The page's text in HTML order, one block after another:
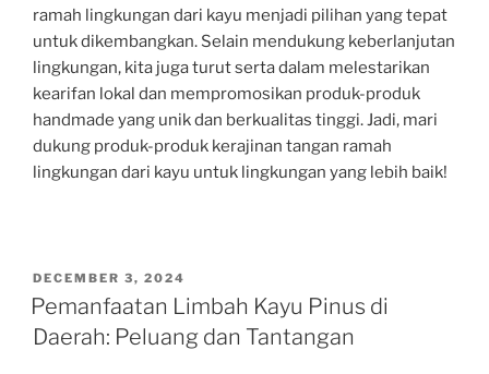
ramah lingkungan dari kayu menjadi pilihan yang tepat
untuk dikembangkan. Selain mendukung keberlanjutan
lingkungan, kita juga turut serta dalam melestarikan
kearifan lokal dan mempromosikan produk-produk
handmade yang unik dan berkualitas tinggi. Jadi, mari
dukung produk-produk kerajinan tangan ramah
lingkungan dari kayu untuk lingkungan yang lebih baik!
POSTED
ON
DECEMBER 3, 2024
Pemanfaatan Limbah Kayu Pinus di
Daerah: Peluang dan Tantangan